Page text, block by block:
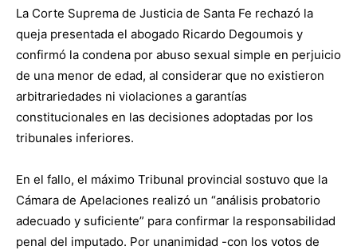
La Corte Suprema de Justicia de Santa Fe rechazó la
queja presentada el abogado Ricardo Degoumois y
confirmó la condena por abuso sexual simple en perjuicio
de una menor de edad, al considerar que no existieron
arbitrariedades ni violaciones a garantías
constitucionales en las decisiones adoptadas por los
tribunales inferiores.
En el fallo, el máximo Tribunal provincial sostuvo que la
Cámara de Apelaciones realizó un “análisis probatorio
adecuado y suficiente” para confirmar la responsabilidad
penal del imputado. Por unanimidad -con los votos de